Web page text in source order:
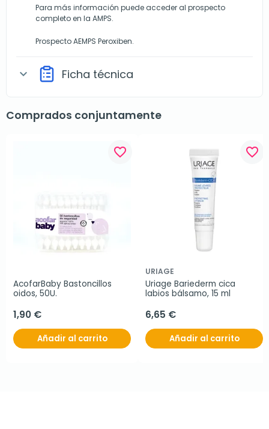
Para más información puede acceder al prospecto
completo en la AMPS.
Prospecto AEMPS Peroxiben.
expand_more Ficha técnica
Comprados conjuntamente
favorite_border
AcofarBaby Bastoncillos
oidos, 50U.
1,90 €
Añadir al carrito
favorite_border
URIAGE
Uriage Bariederm cica
labios bálsamo, 15 ml
6,65 €
Añadir al carrito